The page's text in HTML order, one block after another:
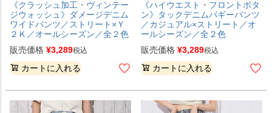
《クラッシュ加工・ヴィンテー
ジウォッシュ》ダメージデニム
ワイドパンツ／ストリート×Ｙ
２Ｋ／オールシーズン／全２色
販売価格 ¥3,289税込
カートに入れる
《ハイウエスト・フロントボタ
ン》タックデニムバギーパンツ
／カジュアル×ストリート／オ
ールシーズン／全２色
販売価格 ¥3,289税込
カートに入れる